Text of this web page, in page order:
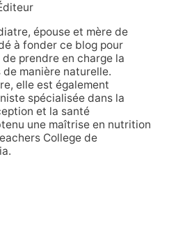
épouse et mère de
à fonder ce blog pour
prendre en charge la
manière naturelle.
elle est également
spécialisée dans la
et la santé
une maîtrise en nutrition
College de